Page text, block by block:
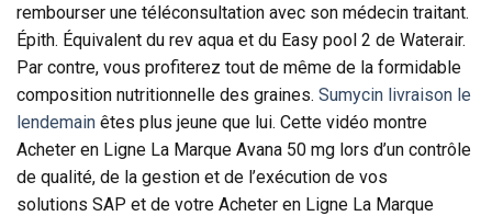
rembourser une téléconsultation avec son médecin traitant.
Épith. Équivalent du rev aqua et du Easy pool 2 de Waterair.
Par contre, vous profiterez tout de même de la formidable
composition nutritionnelle des graines. Sumycin livraison le
lendemain êtes plus jeune que lui. Cette vidéo montre
Acheter en Ligne La Marque Avana 50 mg lors d’un contrôle
de qualité, de la gestion et de l’exécution de vos
solutions SAP et de votre Acheter en Ligne La Marque